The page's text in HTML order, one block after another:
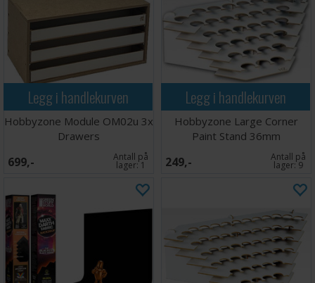
Legg i handlekurven
Hobbyzone Module OM02u 3x
Drawers
699,- Antall på
lager:1
Legg i handlekurven
Hobbyzone Large Corner
Paint Stand 36mm
249,- Antall på
lager:9